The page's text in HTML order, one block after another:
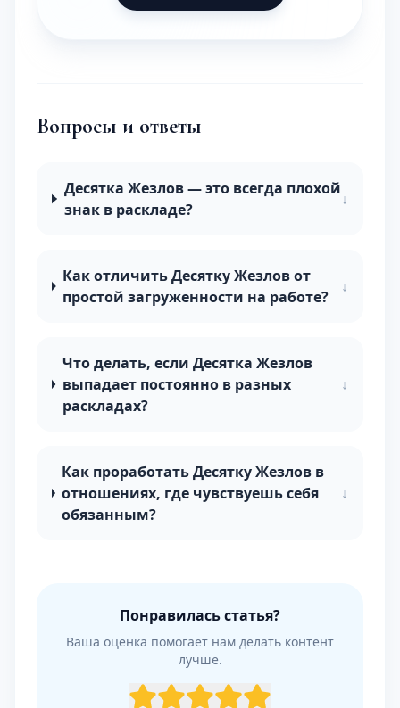
Вопросы и ответы
Десятка Жезлов — это всегда плохой
знак в раскладе?
↓
Как отличить Десятку Жезлов от
простой загруженности на работе?
↓
Что делать, если Десятка Жезлов
выпадает постоянно в разных
раскладах?
↓
Как проработать Десятку Жезлов в
отношениях, где чувствуешь себя
обязанным?
↓
Понравилась статья?
Ваша оценка помогает нам делать контент
лучше.